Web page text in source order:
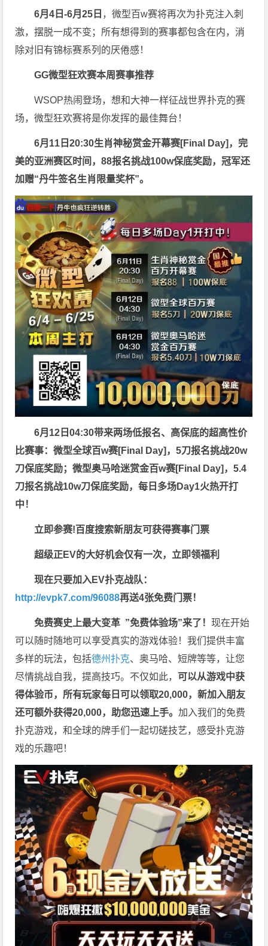
6月4日-6月25日 ，微型百w赛将再次为扑克注入刺
激，摆脱一成不变；所有想得到的赛事都包含在内，消
除对旧有锦标赛系列的厌倦感！
GG微型狂欢赛本周赛事推荐
WSOP热闹登场，想和大神一样征战世界扑克的赛
场，微型狂欢赛将是你发挥的最佳舞台！
6月11日20:30生肖神秘赏金开幕赛[Final Day]，完
美的亚洲赛区时间，88报名挑战100w保底奖励，冠军还
加赠“丹牛签名生肖限量奖杯”。
6月12日04:30带来两场低报名、高保底的超高性价
比赛事：微型全球百w赛[Final Day]，5刀报名挑战20w
刀保底奖励；微型奥马哈迷赏金百w赛[Final Day]，5.4
刀报名挑战10w刀保底奖励，每日多场Day1火热开打
中！
立即参赛!百度搜索新朋友可获得赛事门票
超级正EV的大好机会仅有一次，立即领福利
现在只要加入EV扑克战队：
http://evpk7.com/96088再送4张免费门票！
免费赛史上最大变革 ”免费体验场”来了！现在开始
可以随时随地可以享受真实的游戏体验！我们提供丰富
多样的玩法，包括德州扑克、奥马哈、短牌等等，让您
尽情挑战自我，提高技巧。不仅如此， 可以从游戏中获
得体验币，所有玩家每日可以领取20,000，新加入朋友
还可额外获得20,000，助您迅速上手。加入我们的免费
扑克游戏，和全球的牌手们一起切磋技艺，感受扑克游
戏的乐趣吧！